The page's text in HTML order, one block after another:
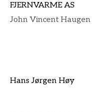
FJERNVARME AS
John Vincent Haugen
Hans Jørgen Høy